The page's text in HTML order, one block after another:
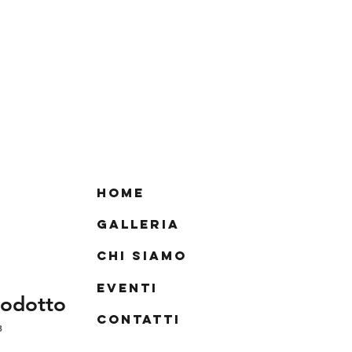
Home
Galleria
Chi siamo
Eventi
Contatti